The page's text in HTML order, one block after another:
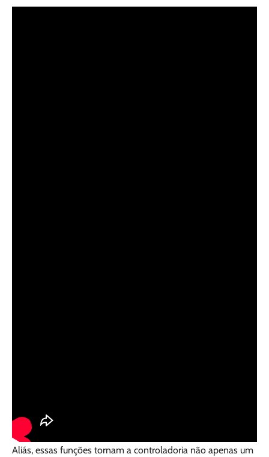
Aliás, essas funções tornam a controladoria não apenas um